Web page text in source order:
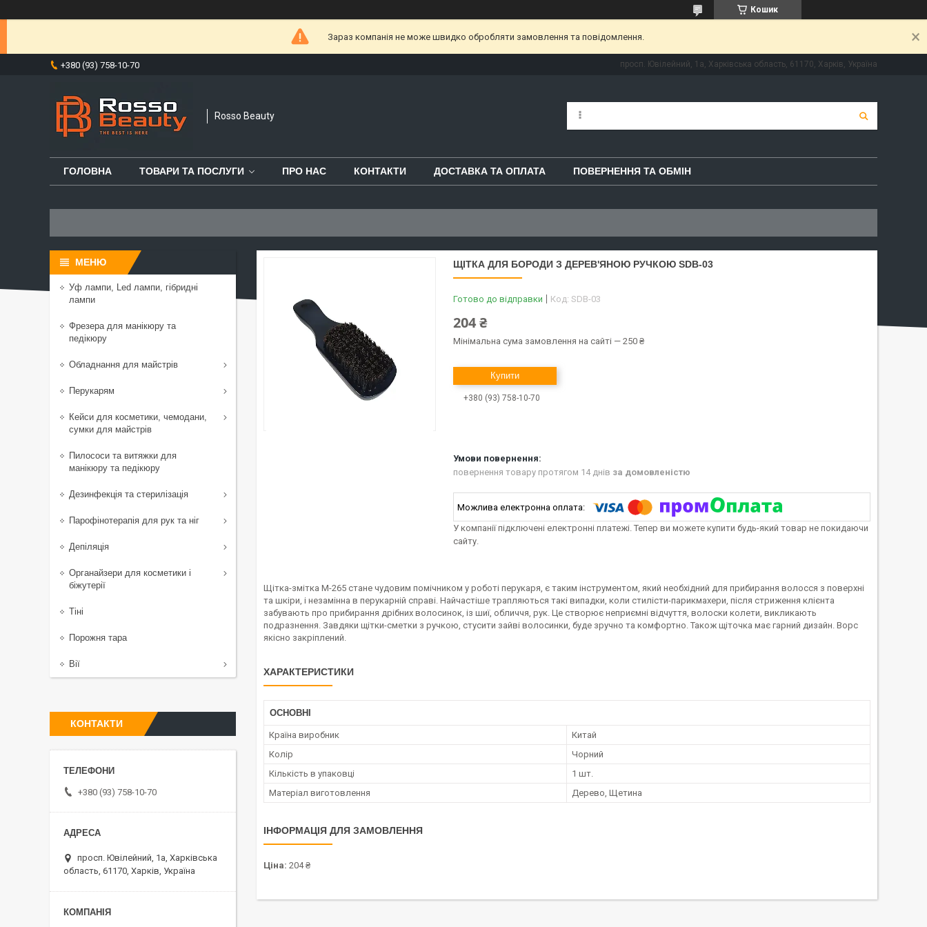
Кошик
Зараз компанія не може швидко обробляти замовлення та повідомлення.
+380 (93) 758-10-70 просп. Ювілейний, 1а, Харківська область, 61170, Харків, Україна
Rosso Beauty
ГОЛОВНА ТОВАРИ ТА ПОСЛУГИ ПРО НАС КОНТАКТИ ДОСТАВКА ТА ОПЛАТА ПОВЕРНЕННЯ ТА ОБМІН
ЩІТКА ДЛЯ БОРОДИ З ДЕРЕВ'ЯНОЮ РУЧКОЮ SDB-03
Готово до відправки Код: SDB-03
204 ₴
Мінімальна сума замовлення на сайті — 250 ₴
Купити
+380 (93) 758-10-70
повернення товару протягом 14 днів за домовленістю
У компанії підключені електронні платежі. Тепер ви можете купити будь-який товар не покидаючи
сайту.
Щітка-змітка M-265 стане чудовим помічником у роботі перукаря, є таким інструментом, який необхідний для прибирання волосся з поверхні
та шкіри, і незамінна в перукарній справі. Найчастіше трапляються такі випадки, коли стилісти-парикмахери, після стриження клієнта
забувають про прибирання дрібних волосинок, із шиї, обличчя, рук. Це створює неприємні відчуття, волоски колети, викликають
подразнення. Завдяки щітки-сметки з ручкою, стусити зайві волосинки, буде зручно та комфортно. Також щіточка має гарний дизайн. Ворс
якісно закріплений.
ХАРАКТЕРИСТИКИ
ОСНОВНІ
Країна виробник
Китай
Колір
Чорний
Кількість в упаковці
1 шт.
Матеріал виготовлення
Дерево, Щетина
ІНФОРМАЦІЯ ДЛЯ ЗАМОВЛЕННЯ
Ціна: 204 ₴
Уф лампи, Led лампи, гібридні
лампи
Фрезера для манікюру та
педікюру
Обладнання для майстрів
Перукарям
Кейси для косметики, чемодани,
сумки для майстрів
Пилососи та витяжки для
манікюру та педікюру
Дезинфекція та стерилізація
Парофінотерапія для рук та ніг
Депіляція
Органайзери для косметики і
біжутерії
Тіні
Порожня тара
Вії
КОНТАКТИ
+380 (93) 758-10-70
просп. Ювілейний, 1а, Харківська
область, 61170, Харків, Україна